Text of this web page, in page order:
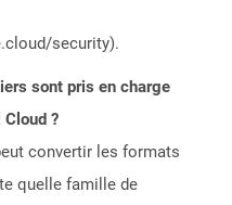
security).
sont pris en charge
Cloud ?
convertir les formats
quelle famille de